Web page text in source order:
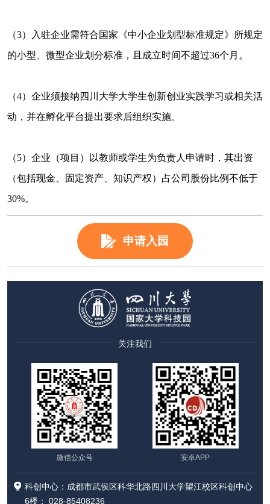
（3）入驻企业需符合国家《中小企业划型标准规定》所规定
的小型、微型企业划分标准，且成立时间不超过36个月。
（4） 企业须接纳四川大学大学生创新创业实践学习或相关活
动，并在孵化平台提出要求后组织实施。
（5） 企业（项目）以教师或学生为负责人申请时，其出资
（包括现金、固定资产、知识产权）占公司股份比例不低于
30%。
申请入园
关注我们
微信公众号 安卓APP
科创中心：成都市武侯区科华北路四川大学望江校区科创中心
6楼； 028-85408236